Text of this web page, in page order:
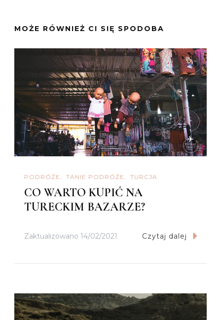
MOŻE RÓWNIEŻ CI SIĘ SPODOBA
PODRÓŻE TANIE PODRÓŻE TURCJA
CO WARTO KUPIĆ NA
TURECKIM BAZARZE?
Zaktualizowano 14/02/2021 Czytaj dalej